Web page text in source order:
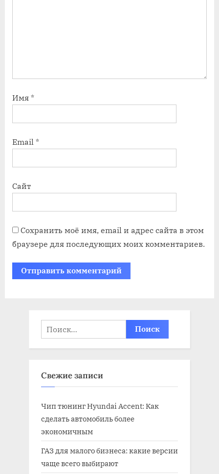
Имя *
Email *
Сайт
Сохранить моё имя, email и адрес сайта в этом
браузере для последующих моих комментариев.
Найти:
Свежие записи
Чип тюнинг Hyundai Accent: Как
сделать автомобиль более
экономичным
ГАЗ для малого бизнеса: какие версии
чаще всего выбирают